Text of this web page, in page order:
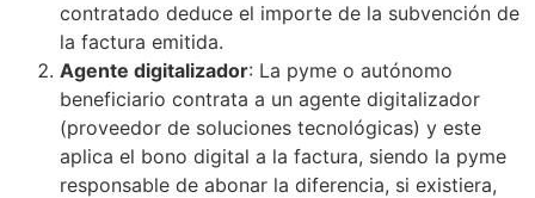
contratado deduce el importe de la subvención de
la factura emitida.
Agente digitalizador: La pyme o autónomo
beneficiario contrata a un agente digitalizador
(proveedor de soluciones tecnológicas) y este
aplica el bono digital a la factura, siendo la pyme
responsable de abonar la diferencia, si existiera,